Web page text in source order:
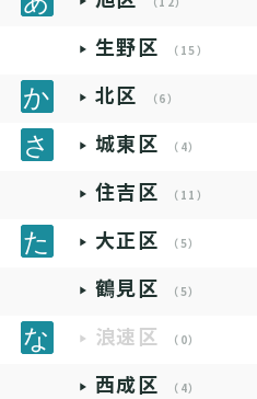
生野区 （15）
北区 （6）
城東区 （4）
住吉区 （11）
大正区 （5）
鶴見区 （5）
浪速区 （0）
西成区 （4）